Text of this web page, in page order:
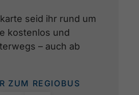
seid ihr rund um
kostenlos und
– auch ab
ZUM REGIOBUS